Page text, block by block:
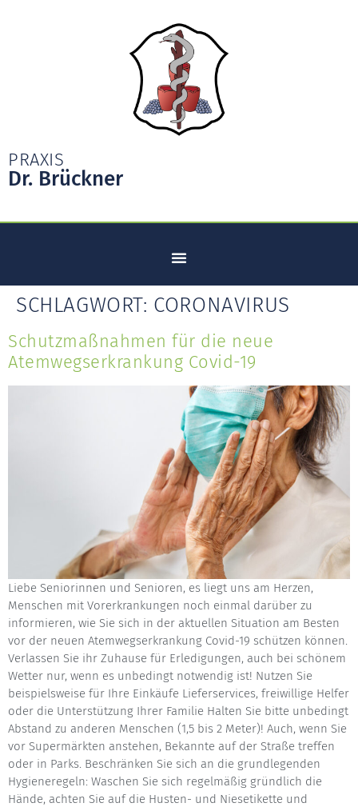
PRAXIS
Dr. Brückner
SCHLAGWORT: CORONAVIRUS
Schutzmaßnahmen für die neue
Atemwegserkrankung Covid-19
Liebe Seniorinnen und Senioren, es liegt uns am Herzen,
Menschen mit Vorerkrankungen noch einmal darüber zu
informieren, wie Sie sich in der aktuellen Situation am Besten
vor der neuen Atemwegserkrankung Covid-19 schützen können.
Verlassen Sie ihr Zuhause für Erledigungen, auch bei schönem
Wetter nur, wenn es unbedingt notwendig ist! Nutzen Sie
beispielsweise für Ihre Einkäufe Lieferservices, freiwillige Helfer
oder die Unterstützung Ihrer Familie Halten Sie bitte unbedingt
Abstand zu anderen Menschen (1,5 bis 2 Meter)! Auch, wenn Sie
vor Supermärkten anstehen, Bekannte auf der Straße treffen
oder in Parks. Beschränken Sie sich an die grundlegenden
Hygieneregeln: Waschen Sie sich regelmäßig gründlich die
Hände, achten Sie auf die Husten- und Niesetikette und